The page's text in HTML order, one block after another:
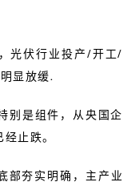
光伏行业投产/开工/
显放缓.
别是组件，从央国企
止跌。
部夯实明确，主产业